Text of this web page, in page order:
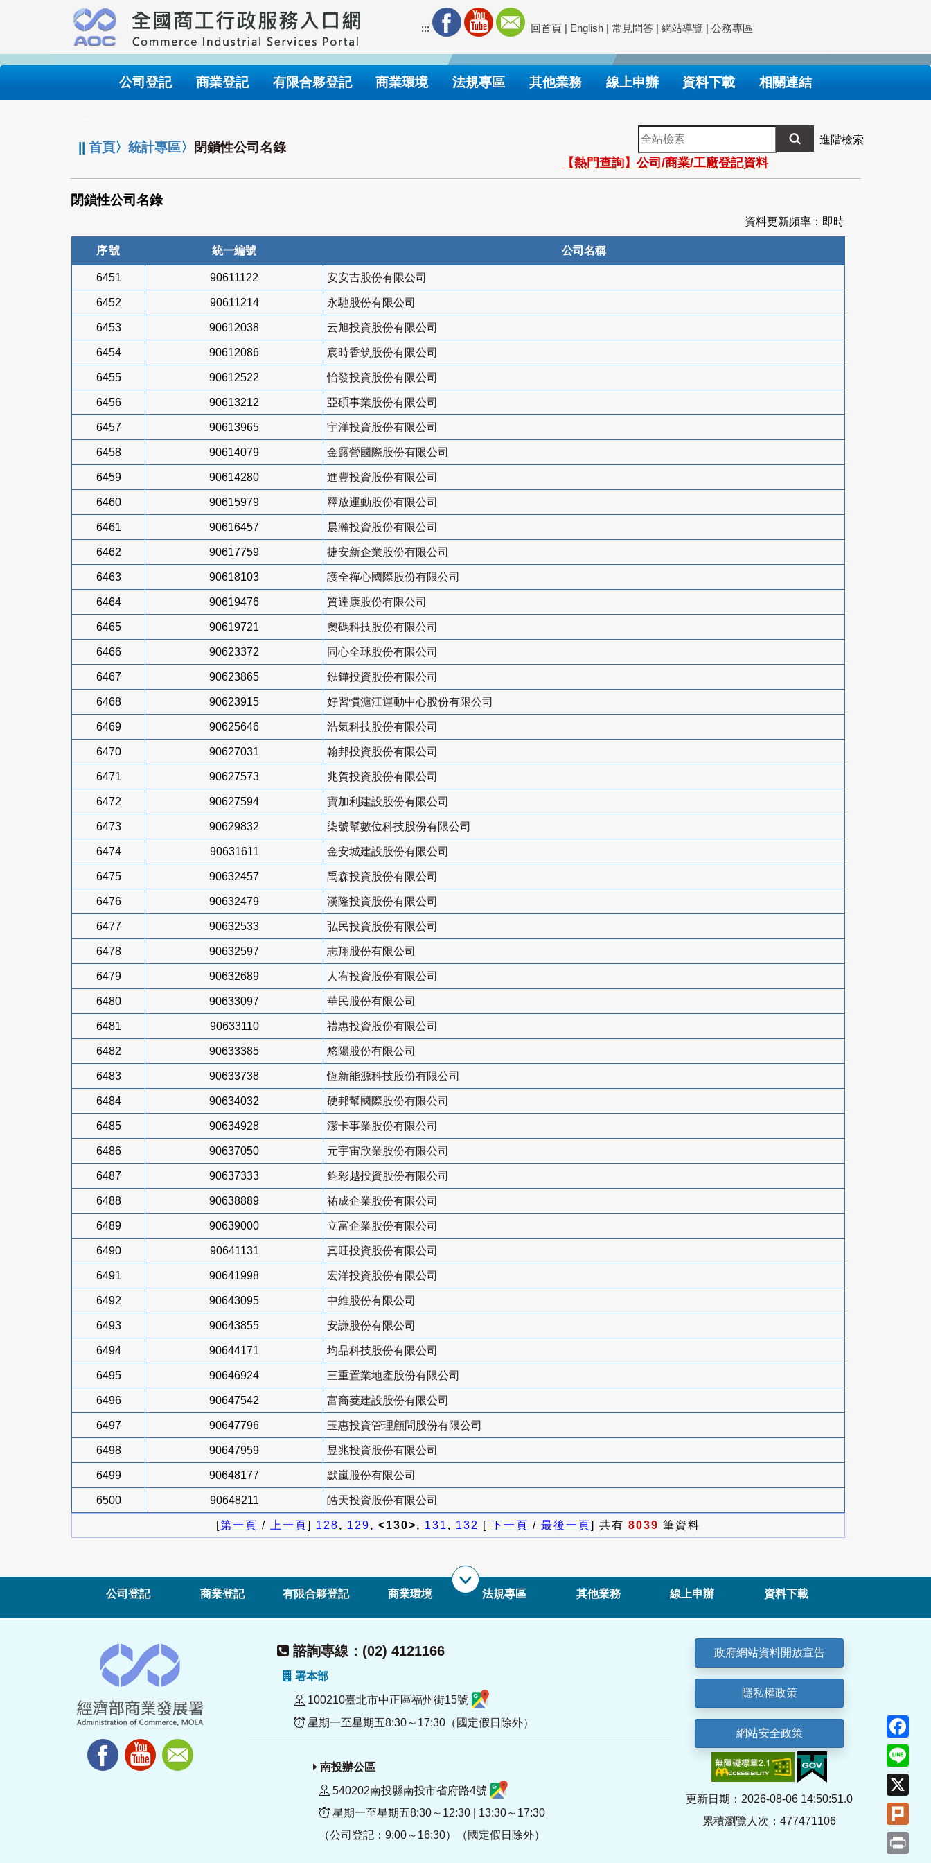
要
內
::: 回首頁 | English | 常見問答 | 網站導覽 | 公務專區
公司登記 商業登記 有限合夥登記 商業環境 法規專區 其他業務 線上申辦 資料下載 相關連結
||首頁〉統計專區〉 閉鎖性公司名錄
全
站
檢
索
進階檢索
【熱門查詢】公司/商業/工廠登記資料
閉鎖性公司名錄
資料更新頻率：即時
序號 統一編號 公司名稱
6451 90611122 安安吉股份有限公司
6452 90611214 永馳股份有限公司
6453 90612038 云旭投資股份有限公司
6454 90612086 宸時香筑股份有限公司
6455 90612522 怡發投資股份有限公司
6456 90613212 亞碩事業股份有限公司
6457 90613965 宇洋投資股份有限公司
6458 90614079 金露營國際股份有限公司
6459 90614280 進豐投資股份有限公司
6460 90615979 釋放運動股份有限公司
6461 90616457 晨瀚投資股份有限公司
6462 90617759 捷安新企業股份有限公司
6463 90618103 護全禪心國際股份有限公司
6464 90619476 質達康股份有限公司
6465 90619721 奧碼科技股份有限公司
6466 90623372 同心全球股份有限公司
6467 90623865 鍅鏵投資股份有限公司
6468 90623915 好習慣滬江運動中心股份有限公司
6469 90625646 浩氣科技股份有限公司
6470 90627031 翰邦投資股份有限公司
6471 90627573 兆賀投資股份有限公司
6472 90627594 寶加利建設股份有限公司
6473 90629832 柒號幫數位科技股份有限公司
6474 90631611 金安城建設股份有限公司
6475 90632457 禹森投資股份有限公司
6476 90632479 漢隆投資股份有限公司
6477 90632533 弘民投資股份有限公司
6478 90632597 志翔股份有限公司
6479 90632689 人宥投資股份有限公司
6480 90633097 華民股份有限公司
6481 90633110 禮惠投資股份有限公司
6482 90633385 悠陽股份有限公司
6483 90633738 恆新能源科技股份有限公司
6484 90634032 硬邦幫國際股份有限公司
6485 90634928 潔卡事業股份有限公司
6486 90637050 元宇宙欣業股份有限公司
6487 90637333 鈞彩越投資股份有限公司
6488 90638889 祐成企業股份有限公司
6489 90639000 立富企業股份有限公司
6490 90641131 真旺投資股份有限公司
6491 90641998 宏洋投資股份有限公司
6492 90643095 中維股份有限公司
6493 90643855 安謙股份有限公司
6494 90644171 均品科技股份有限公司
6495 90646924 三重置業地產股份有限公司
6496 90647542 富裔菱建設股份有限公司
6497 90647796 玉惠投資管理顧問股份有限公司
6498 90647959 昱兆投資股份有限公司
6499 90648177 默嵐股份有限公司
6500 90648211 皓天投資股份有限公司
[第一頁 / 上一頁] 128, 129, <130>, 131, 132 [ 下一頁 / 最後一頁] 共有 8039 筆資料
公司登記 商業登記 有限合夥登記 商業環境 法規專區 其他業務 線上申辦 資料下載
諮詢專線：(02) 4121166
署本部
100210臺北市中正區福州街15號
星期一至星期五8:30～17:30（國定假日除外）
南投辦公區
540202南投縣南投市省府路4號
星期一至星期五8:30～12:30 | 13:30～17:30
（公司登記：9:00～16:30）（國定假日除外）
政府網站資料開放宣告
隱私權政策
網站安全政策
更新日期：2026-08-06 14:50:51.0
累積瀏覽人次：477471106